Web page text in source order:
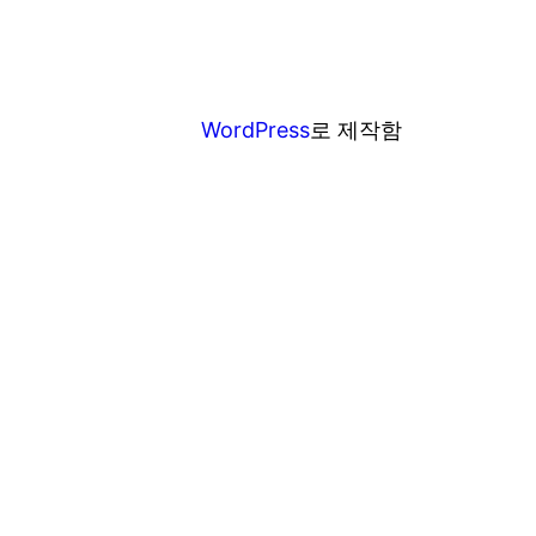
WordPress로 제작함